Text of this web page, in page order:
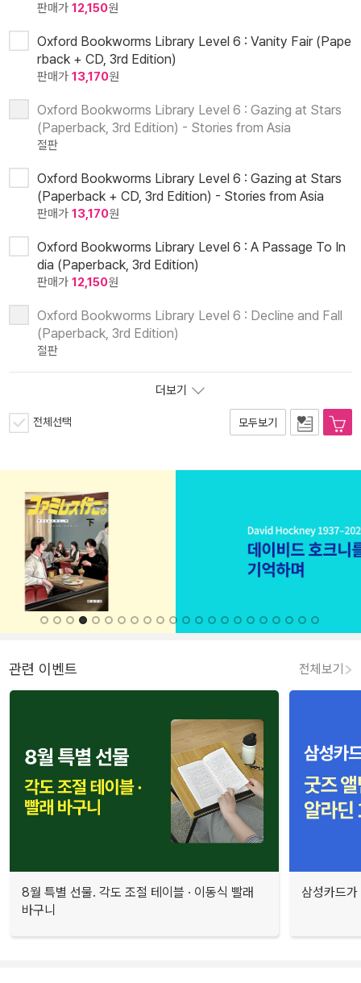
판매가 12,150원
Oxford Bookworms Library Level 6 : Vanity Fair (Pape
rback + CD, 3rd Edition)
판매가 13,170원
Oxford Bookworms Library Level 6 : Gazing at Stars
(Paperback, 3rd Edition) - Stories from Asia
절판
Oxford Bookworms Library Level 6 : Gazing at Stars
(Paperback + CD, 3rd Edition) - Stories from Asia
판매가 13,170원
Oxford Bookworms Library Level 6 : A Passage To In
dia (Paperback, 3rd Edition)
판매가 12,150원
Oxford Bookworms Library Level 6 : Decline and Fall
(Paperback, 3rd Edition)
절판
더보기
전체선택 모두보기
관련 이벤트 전체보기
8월 특별 선물. 각도 조절 테이블 · 이동식 빨래
바구니
삼성카드